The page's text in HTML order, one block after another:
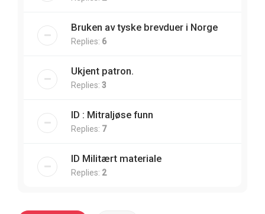
Bruken av tyske brevduer i Norge
Replies: 6
Ukjent patron.
Replies: 3
ID : Mitraljøse funn
Replies: 7
ID Militært materiale
Replies: 2